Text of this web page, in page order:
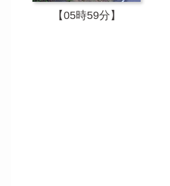
【05時59分】